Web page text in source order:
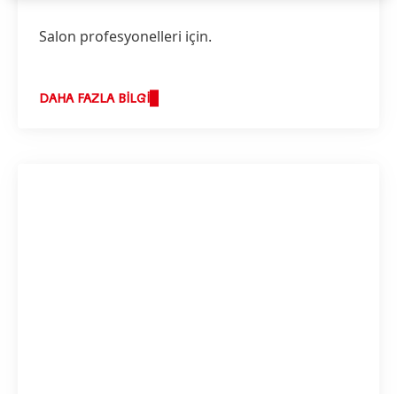
Salon profesyonelleri için.
DAHA FAZLA BILGI